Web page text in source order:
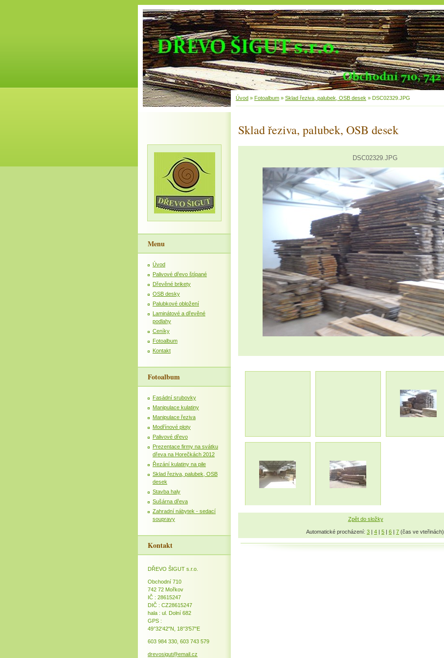
Úvod » Fotoalbum » Sklad řeziva, palubek, OSB desek » DSC02329.JPG
Sklad řeziva, palubek, OSB desek
DSC02329.JPG
Zpět do složky
Automatické procházení: 3 | 4 | 5 | 6 | 7 (čas ve vteřinách)
Menu
Úvod
Palivové dřevo štípané
Dřevěné brikety
OSB desky
Palubkové obložení
Laminátové a dřevěné
podlahy
Ceníky
Fotoalbum
Kontakt
Fotoalbum
Fasádní srubovky
Manipulace kulatiny
Manipulace řeziva
Modřínové ploty
Palivové dřevo
Prezentace firmy na svátku
dřeva na Horečkách 2012
Řezání kulatiny na pile
Sklad řeziva, palubek, OSB
desek
Stavba haly
Sušárna dřeva
Zahradní nábytek - sedací
soupravy
Kontakt
DŘEVO ŠIGUT s.r.o.
Obchodní 710
742 72 Mořkov
IČ : 28615247
DIČ : CZ28615247
hala : ul. Dolní 682
GPS :
49°32'42"N, 18°3'57"E
603 984 330, 603 743 579
drevosigut@email.cz